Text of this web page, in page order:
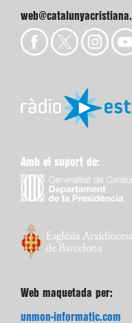
Amb el suport de:
Web maquetada per:
unmon-informatic.com